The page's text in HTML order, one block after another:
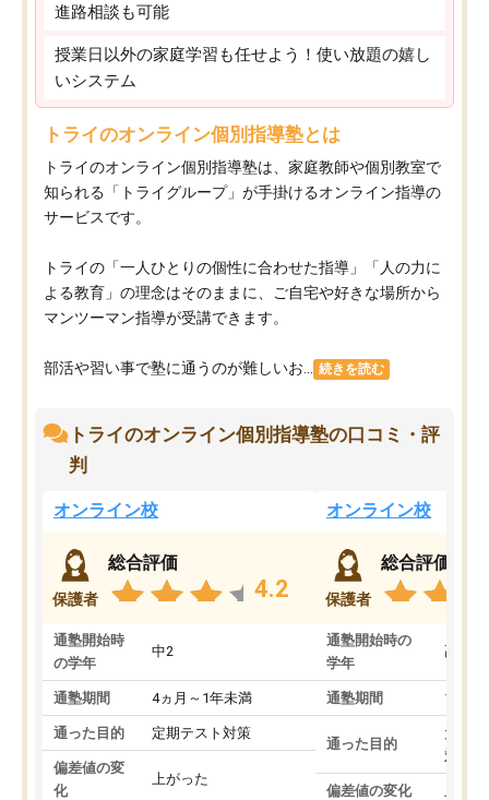
進路相談も可能
授業日以外の家庭学習も任せよう！使い放題の嬉し
いシステム
トライのオンライン個別指導塾とは
トライのオンライン個別指導塾は、家庭教師や個別教室で
知られる「トライグループ」が手掛けるオンライン指導の
サービスです。
トライの「一人ひとりの個性に合わせた指導」「人の力に
よる教育」の理念はそのままに、ご自宅や好きな場所から
マンツーマン指導が受講できます。
部活や習い事で塾に通うのが難しいお... 続きを読む
トライのオンライン個別指導塾の口コミ・評
判
オンライン校
保護者
総合評価
4.2
通塾開始時
の学年
中2
通塾期間 4ヵ月～1年未満
通った目的 定期テスト対策
偏差値の変
化
上がった
オンライン校
保護者
総合評価
通塾開始時の
学年
高3
通塾期間 1～3
通った目的
大学
対策
偏差値の変化